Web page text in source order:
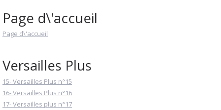
Page d\'accueil
Page d\'accueil
Versailles Plus
15- Versailles Plus n°15
16- Versailles Plus n°16
17- Versailles plus n°17